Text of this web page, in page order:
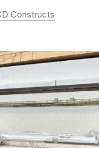
Constructs